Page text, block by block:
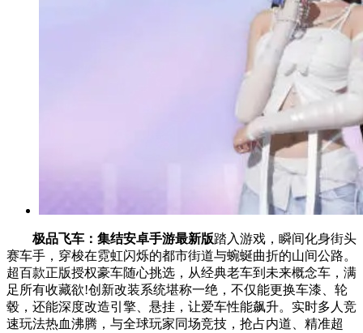
极品飞车：集结安卓手游最新版踏入游戏，瞬间化身街头
赛车手，穿梭在霓虹闪烁的都市街道与蜿蜒曲折的山间公路。
超百款正版授权豪车随心挑选，从经典老车到未来概念车，满
足所有收藏欲!创新改装系统堪称一绝，不仅能更换车漆、轮
毂，还能深度改造引擎、悬挂，让爱车性能飙升。实时多人竞
速玩法热血沸腾，与全球玩家同场竞技，抢占内道、精准超